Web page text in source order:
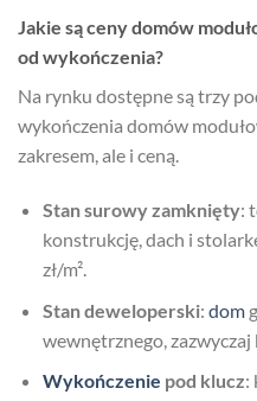
Jakie są ceny domów
od wykończenia?
Na rynku dostępne są trzy
wykończenia domów
zakresem, ale i ceną.
Stan surowy zamknięty:
konstrukcję, dach i
zł/m².
Stan deweloperski: dom
wewnętrznego, zazwyczaj
Wykończenie pod klucz: